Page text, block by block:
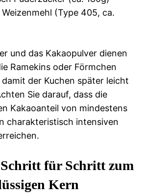
Weizenmehl (Type 405, ca.
und das Kakaopulver dienen
Ramekins oder Förmchen
der Kuchen später leicht
Sie darauf, dass die
Kakaoanteil von mindestens
charakteristisch intensiven
für Schritt zum
Kern